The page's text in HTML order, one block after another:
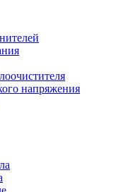
напряжения